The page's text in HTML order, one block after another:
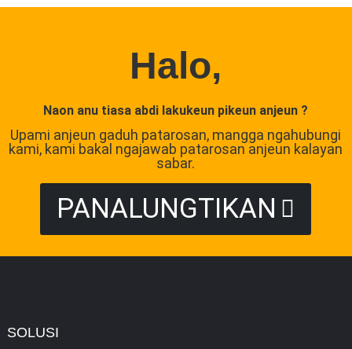
Halo,
Naon anu tiasa abdi lakukeun pikeun anjeun ?
Upami anjeun gaduh patarosan, mangga ngahubungi
kami, kami bakal ngajawab patarosan anjeun kalayan
sabar.
PANALUNGTIKAN
SOLUSI